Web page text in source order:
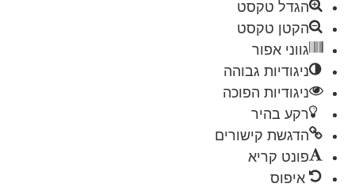
הגדל טקסט
הקטן טקסט
גווני אפור
ניגודיות גבוהה
ניגודיות הפוכה
רקע בהיר
הדגשת קישורים
פונט קריא
איפוס